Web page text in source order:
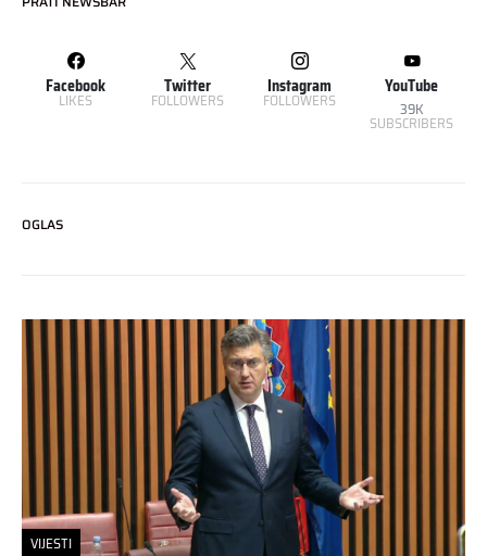
Facebook
LIKES
Twitter
FOLLOWERS
Instagram
FOLLOWERS
YouTube
39K
SUBSCRIBERS
OGLAS
VIJESTI